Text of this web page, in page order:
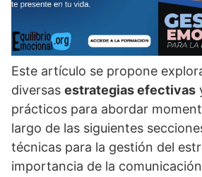
Este artí­culo se propone
diversas estrategias efectivas
prácticos para abordar
largo de las siguientes
técnicas para la gestión del
importancia de la